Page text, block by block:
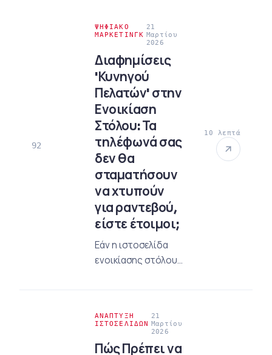
92
ΨΗΦΙΑΚΌ
ΜΆΡΚΕΤΙΝΓΚ
21
Μαρτίου
2026
Διαφημίσεις
'Κυνηγού
Πελατών' στην
Ενοικίαση
Στόλου: Τα
τηλέφωνά σας
δεν θα
σταματήσουν
να χτυπούν
για ραντεβού,
είστε έτοιμοι;
Εάν η ιστοσελίδα
ενοικίασης στόλου
προϋπολογισμός
σας εξαφανίζεται.
Ανακαλύψτε πώς να
10 λεπτά
ΑΝΆΠΤΥΞΗ
ΙΣΤΟΣΕΛΊΔΩΝ
21
Μαρτίου
2026
Πώς Πρέπει να